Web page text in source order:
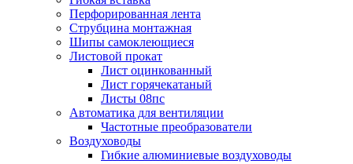
Перфорированная лента
Струбцина монтажная
Шипы самоклеющиеся
Листовой прокат
Лист оцинкованный
Лист горячекатаный
Листы 08пс
Автоматика для вентиляции
Частотные преобразователи
Воздуховоды
Гибкие алюминиевые воздуховоды